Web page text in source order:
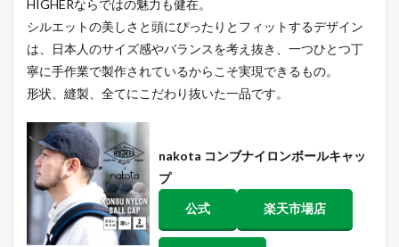
HIGHERならではの魅力も健在。
シルエットの美しさと頭にぴったりとフィットするデザイン
は、日本人のサイズ感やバランスを考え抜き、一つひとつ丁
寧に手作業で製作されているからこそ実現できるもの。
形状、縫製、全てにこだわり抜いた一品です。
nakota コンブナイロンボールキャッ
プ
公式
楽天市場店